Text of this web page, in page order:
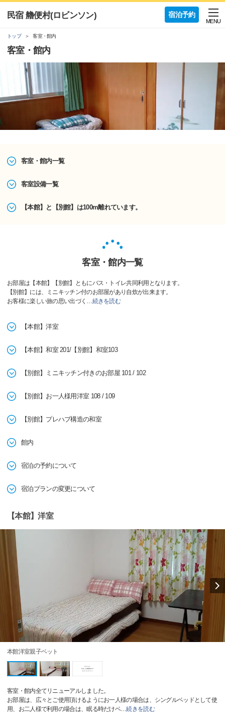
宿泊予約
民宿 艪便村(ロビンソン)
MENU
トップ 客室・館内
客室・館内
客室・館内一覧
客室設備一覧
【本館】と【別館】は100m離れています。
客室・館内一覧
お部屋は【本館】【別館】ともにバス・トイレ共同利用となります。
【別館】には、ミニキッチン付のお部屋があり自炊が出来ます。
お客様に楽しい旅の思い出づく …続きを読む
【本館】洋室
【本館】和室 201/【別館】和室103
【別館】ミニキッチン付きのお部屋 101 / 102
【別館】お一人様用洋室 108 / 109
【別館】プレハブ構造の和室
館内
宿泊の予約について
宿泊プランの変更について
【本館】洋室
本館洋室親子ベット
客室・館内全てリニューアルしました。
お部屋は、広々とご使用頂けるようにお一人様の場合は、シングルベッドとして使
用、お二人様で利用の場合は、眠る時だけベ…続きを読む